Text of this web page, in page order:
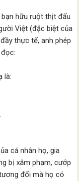
hữu ruột thịt đấu
Việt (đặc biệt của
thực tế, anh phép
là:
cá nhân họ, gia
bị xâm phạm, cướp
đối mà họ có